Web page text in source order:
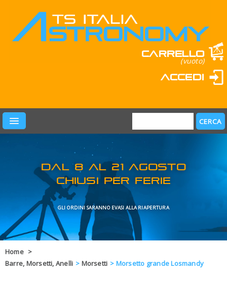
Carrello
(vuoto)
Accedi
PRODOTTI
LEARN & FUN
MARCHI
OFFERTE
Home >
Barre, Morsetti, Anelli > Morsetti > Morsetto grande Losmandy